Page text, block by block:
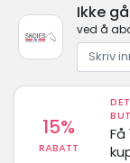
Ikke
ved å
15%
RABATT